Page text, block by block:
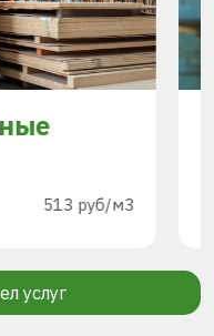
513 руб/м3
услуг